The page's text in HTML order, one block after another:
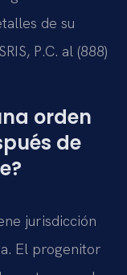
de su
P.C. al (888)
orden
de
jurisdicción
El progenitor